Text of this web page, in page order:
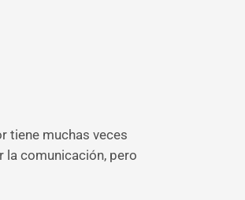
tiene muchas veces
la comunicación, pero